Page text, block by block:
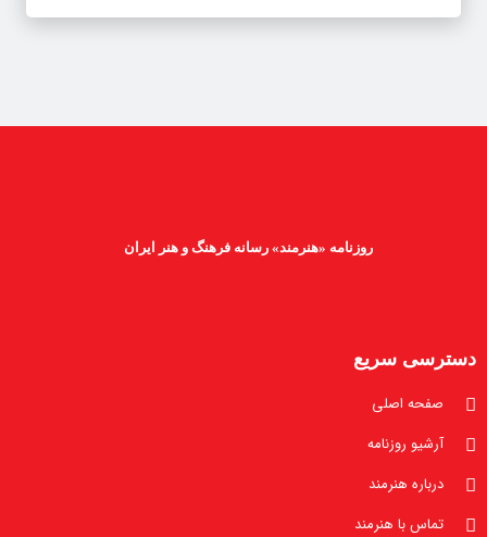
روزنامه «هنرمند» رسانه فرهنگ و هنر ایران
دسترسی سریع
صفحه اصلی
آرشیو روزنامه
درباره هنرمند
تماس با هنرمند